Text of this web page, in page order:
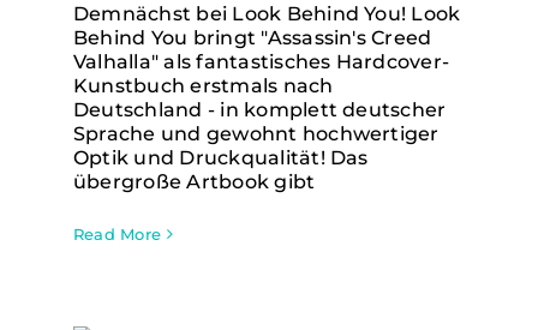
Demnächst bei Look Behind You! Look
Behind You bringt "Assassin's Creed
Valhalla" als fantastisches Hardcover-
Kunstbuch erstmals nach
Deutschland - in komplett deutscher
Sprache und gewohnt hochwertiger
Optik und Druckqualität! Das
übergroße Artbook gibt
Read More